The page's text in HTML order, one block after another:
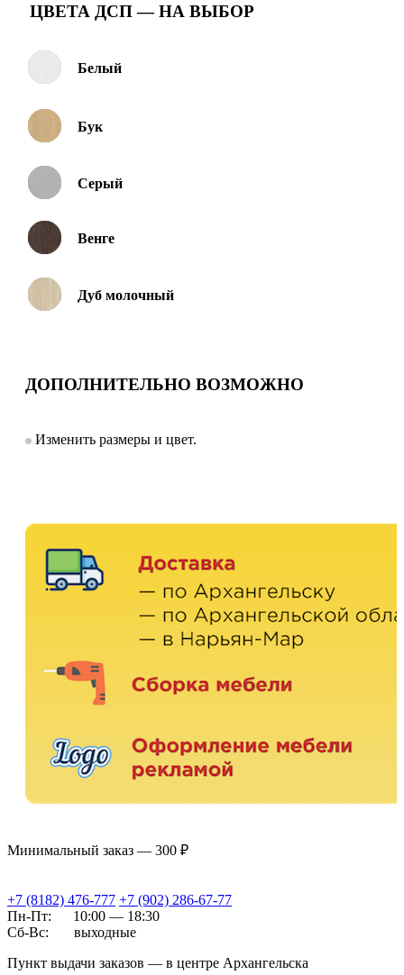
ЦВЕТА ДСП — НА ВЫБОР
Белый
Бук
Серый
Венге
Дуб молочный
ДОПОЛНИТЕЛЬНО ВОЗМОЖНО
Изменить размеры и цвет.
Минимальный заказ — 300 ₽
+7 (8182) 476-777 +7 (902) 286-67-77
Пн-Пт:
10:00 — 18:30
Сб-Вс:
выходные
Пункт выдачи заказов — в центре Архангельска